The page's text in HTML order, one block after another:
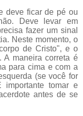
deve ficar de pé ou
Deve levar em
fazer um sinal
Neste momento, o
de Cristo", e o
A maneira correta é
para cima e com a
(se você for
importante tomar e
antes de se